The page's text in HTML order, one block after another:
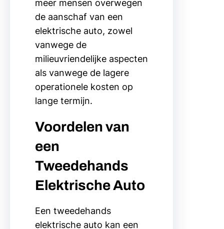
meer mensen overwegen
de aanschaf van een
elektrische auto, zowel
vanwege de
milieuvriendelijke aspecten
als vanwege de lagere
operationele kosten op
lange termijn.
Voordelen van
een
Tweedehands
Elektrische Auto
Een tweedehands
elektrische auto kan een